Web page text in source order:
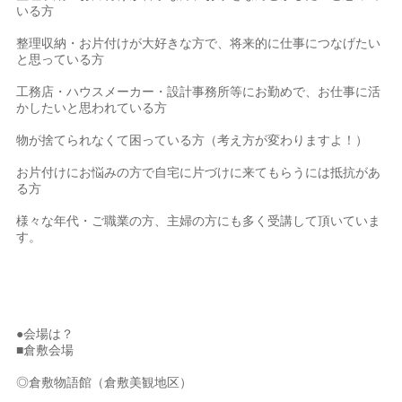
いる方
整理収納・お片付けが大好きな方で、将来的に仕事につなげたい
と思っている方
工務店・ハウスメーカー・設計事務所等にお勤めで、お仕事に活
かしたいと思われている方
物が捨てられなくて困っている方（考え方が変わりますよ！）
お片付けにお悩みの方で自宅に片づけに来てもらうには抵抗があ
る方
様々な年代・ご職業の方、主婦の方にも多く受講して頂いていま
す。
●会場は？
■倉敷会場
◎倉敷物語館（倉敷美観地区）